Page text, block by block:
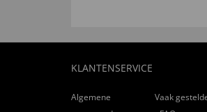
KLANTENSERVICE
Algemene
Vaak